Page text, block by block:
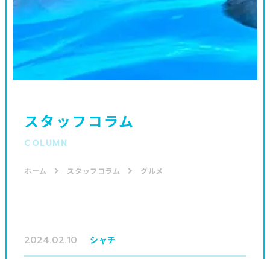
スタッフコラム
COLUMN
ホーム スタッフコラム グルメ
2024.02.10 シャチ